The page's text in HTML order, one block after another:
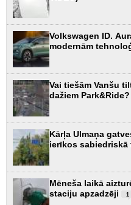
Volkswagen ID.
modernām
Vai tiešām Vanšu
dažiem Park&Ride?
Kārļa Ulmaņa
ierīkos
Mēneša laikā
staciju apzadzēji
1